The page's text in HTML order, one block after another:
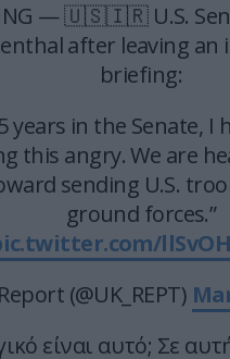
— 🇺🇸🇮🇷 U.S.
after leaving an
briefing:
years in the Senate, I
this angry. We are
sending U.S.
ground forces.”
(@UK_REPT)
είναι αυτό; Σε